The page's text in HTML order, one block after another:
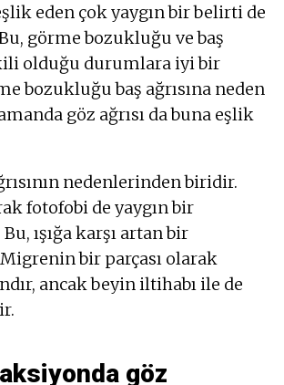
eden çok yaygın bir belirti de
Bu, görme bozukluğu ve baş
olduğu durumlara iyi bir
bozukluğu baş ağrısına neden
göz ağrısı da buna eşlik
nedenlerinden biridir.
fotofobi de yaygın bir
ışığa karşı artan bir
bir parçası olarak
ancak beyin iltihabı ile de
göz